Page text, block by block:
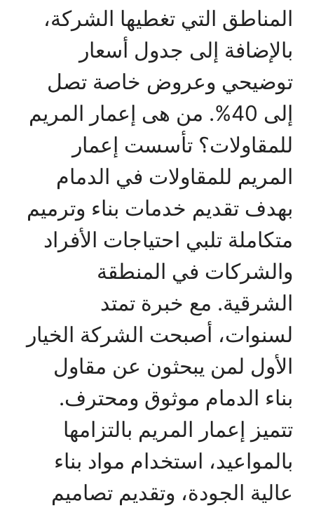
المناطق التي تغطيها الشركة،
بالإضافة إلى جدول أسعار
توضيحي وعروض خاصة تصل
إلى 40%. من هى إعمار المريم
للمقاولات؟ تأسست إعمار
المريم للمقاولات في الدمام
بهدف تقديم خدمات بناء وترميم
متكاملة تلبي احتياجات الأفراد
والشركات في المنطقة
الشرقية. مع خبرة تمتد
لسنوات، أصبحت الشركة الخيار
الأول لمن يبحثون عن مقاول
بناء الدمام موثوق ومحترف.
تتميز إعمار المريم بالتزامها
بالمواعيد، استخدام مواد بناء
عالية الجودة، وتقديم تصاميم